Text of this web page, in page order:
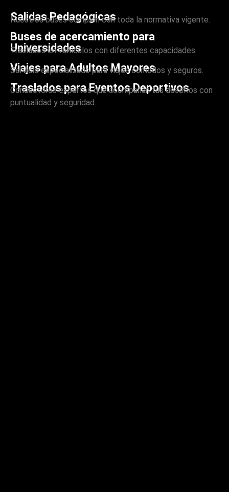
Salidas Pedagógicas
Nuestros buses cumplen con toda la normativa vigente.
Buses de acercamiento para
Universidades
Traslados en vehículos con diferentes capacidades.
Viajes para Adultos Mayores
Servicio especializado para viajes cómodos y seguros.
Traslados para Eventos Deportivos
Conductores expertos que acompañan tus desafíos con
puntualidad y seguridad.